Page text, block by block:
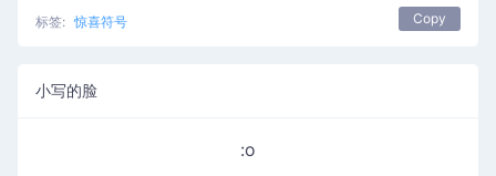
标签: 惊喜符号 Copy
小写的脸
:o